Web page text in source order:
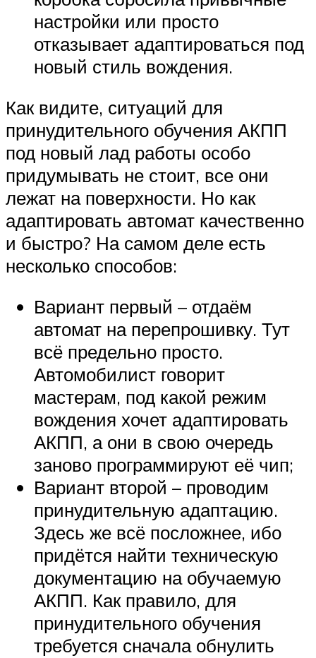
настройки или просто
отказывает адаптироваться под
новый стиль вождения.
Как видите, ситуаций для
принудительного обучения АКПП
под новый лад работы особо
придумывать не стоит, все они
лежат на поверхности. Но как
адаптировать автомат качественно
и быстро? На самом деле есть
несколько способов:
Вариант первый – отдаём
автомат на перепрошивку. Тут
всё предельно просто.
Автомобилист говорит
мастерам, под какой режим
вождения хочет адаптировать
АКПП, а они в свою очередь
заново программируют её чип;
Вариант второй – проводим
принудительную адаптацию.
Здесь же всё посложнее, ибо
придётся найти техническую
документацию на обучаемую
АКПП. Как правило, для
принудительного обучения
требуется сначала обнулить